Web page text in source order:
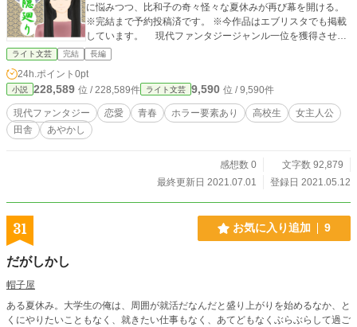
に悩みつつ、比和子の奇々怪々な夏休みが再び幕を開ける。
※完結まで予約投稿済です。 ※今作品はエブリスタでも掲載
しています。 現代ファンタジージャンル一位を獲得させて
頂いております。
ライト文芸 完結 長編
24h.ポイント 0pt
小説 228,589 位 / 228,589件 ライト文芸 9,590 位 / 9,590件
現代ファンタジー 恋愛 青春 ホラー要素あり 高校生
女主人公
田舎
あやかし
感想数 0
文字数 92,879
最終更新日 2021.07.01
登録日 2021.05.12
31 お気に入り追加 9
だがしかし
帽子屋
ある夏休み。大学生の俺は、周囲が就活だなんだと盛り上がりを始めるなか、と
くにやりたいこともなく、就きたい仕事もなく、あてどもなくぶらぶらして過ご